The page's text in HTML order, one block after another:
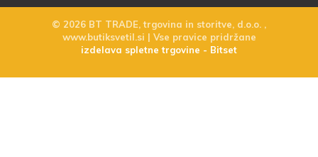
© 2026 BT TRADE, trgovina in storitve, d.o.o. ,
www.butiksvetil.si | Vse pravice pridržane
izdelava spletne trgovine - Bitset